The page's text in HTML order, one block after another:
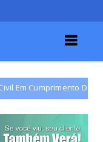
De Mandado De